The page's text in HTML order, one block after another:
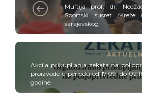
Muftija prof. dr.
Sportski susret Mreže
sarajevskog
Akcija prikupljanja zekata na
proizvode u periodu od 17.09. do
godine